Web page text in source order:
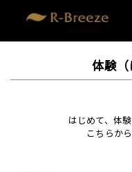
体験（
はじめて、体
こちらか